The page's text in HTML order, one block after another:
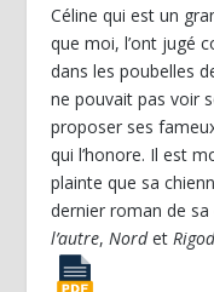
Céline qui est un
que moi, l’ont jugé
dans les poubelles
ne pouvait pas voir
proposer ses
qui l’honore. Il est
plainte que sa
dernier roman de
l’autre,Nordet